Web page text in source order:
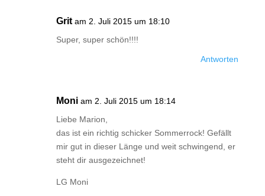
Grit am 2. Juli 2015 um 18:10
Super, super schön!!!!
Antworten
Moni am 2. Juli 2015 um 18:14
Liebe Marion,
das ist ein richtig schicker Sommerrock! Gefällt
mir gut in dieser Länge und weit schwingend, er
steht dir ausgezeichnet!
LG Moni